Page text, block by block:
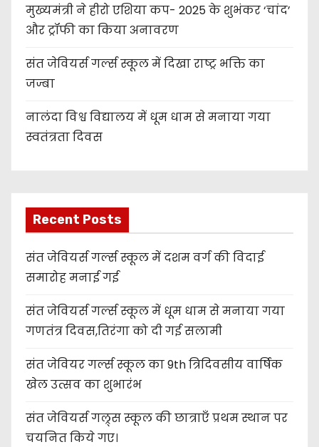
मुख्यमंत्री ने हीरो एशिया कप- 2025 के शुभंकर ‘चांद’
और ट्रॉफी का किया अनावरण
संत जेवियर्स गर्ल्स स्कूल में दिखा राष्ट्र भक्ति का
जज्बा
नालंदा विश्व विद्यालय में धूम धाम से मनाया गया
स्वतंत्रता दिवस
Recent Posts
संत जेवियर्स गर्ल्स स्कूल में दशम वर्ग की विदाई
समारोह मनाई गई
संत जेवियर्स गर्ल्स स्कूल में धूम धाम से मनाया गया
गणतंत्र दिवस,तिरंगा को दी गई सलामी
संत जेवियर गर्ल्स स्कूल का 9th त्रिदिवसीय वार्षिक
खेल उत्सव का शुभारंभ
संत जेवियर्स गल्र्स स्कूल की छात्र‌ाएँ प्रथम स्थान पर
चयनित किये गए।